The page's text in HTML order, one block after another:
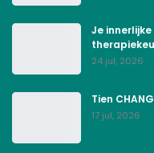
Je
24 jul, 2026
Tien
17 jul, 2026